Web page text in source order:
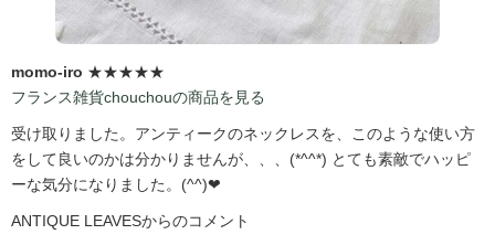
momo-iro ★★★★★
フランス雑貨chouchouの商品を見る
受け取りました。アンティークのネックレスを、このような使い方
をして良いのかは分かりませんが、、、(*^^*) とても素敵でハッピ
ーな気分になりました。(^^)❤
ANTIQUE LEAVESからのコメント